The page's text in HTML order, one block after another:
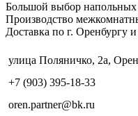
Большой выбор напольных
Производство
Доставка по г. Оренбургу и
улица Поляничко, 2а,
+7 (903) 395-18-33
oren.partner@bk.ru